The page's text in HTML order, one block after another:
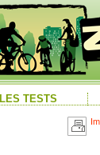
LES TESTS